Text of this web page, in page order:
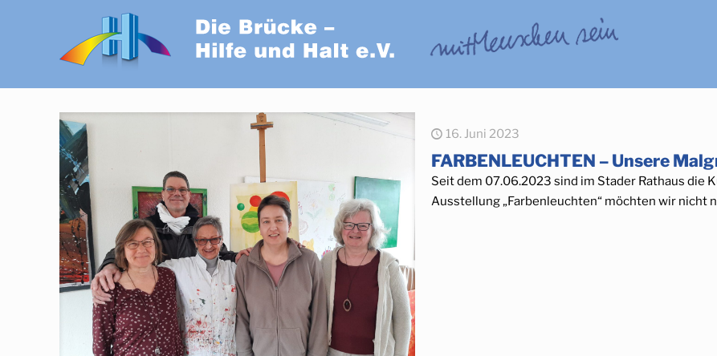
16. Juni 2023
FARBENLEUCHTEN – Unsere
Seit dem 07.06.2023 sind im Stader Rathaus die
Ausstellung „Farbenleuchten“ möchten wir nicht